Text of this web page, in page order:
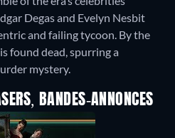
Degas and Evelyn Nesbit
and failing tycoon. By the
found dead, spurring a
mystery.
BANDES-ANNONCES